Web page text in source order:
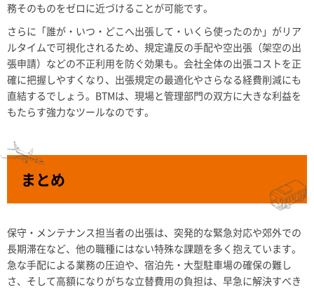
務そのものをゼロに近づけることが可能です。
さらに「誰が・いつ・どこへ出張して・いくら使ったのか」がリア
ルタイムで可視化されるため、規定違反の手配や空出張（架空の出
張申請）などの不正利用を防ぐ効果も。会社全体の出張コストを正
確に把握しやすくなり、出張規定の最適化やさらなる経費削減にも
直結するでしょう。BTMは、現場と管理部門の双方に大きな利益を
もたらす強力なツールなのです。
まとめ
保守・メンテナンス担当者の出張は、突発的な緊急対応や郊外での
長期滞在など、他の職種にはない特殊な課題を多く抱えています。
急な手配による業務の圧迫や、宿泊先・大型駐車場の確保の難し
さ、そして高額になりがちな立替費用の負担は、早急に解決すべき